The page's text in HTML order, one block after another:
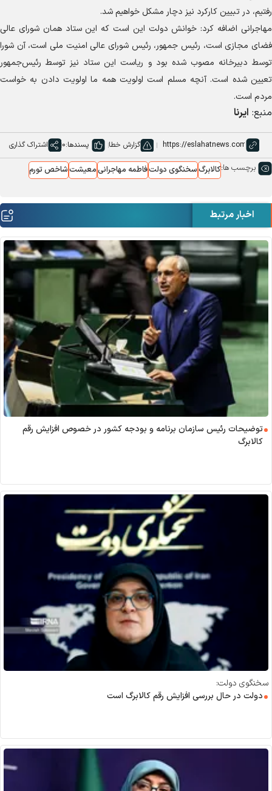
رفتیم، در تبیین کارکرد نیز دچار مشکل خواهیم شد.
مهاجرانی اضافه کرد: خوانش دولت این است که این ستاد همان شورای عالی
فضای مجازی است، رئیس جمهور، رئیس شورای عالی امنیت ملی است، آن شورا
توسط دبیرخانه مصوب شده بود و ریاست این ستاد نیز توسط رئیس‌جمهور
تعیین شده است. آنچه مسلم است اولویت همه ما اولویت دادن به خواست
مردم است.
منبع: ایرنا
گزارش خطا پسندها:0 اشتراک گذاری
برچسب ها:کالابرگسخنگوی دولتفاطمه مهاجرانیمعیشتشاخص تورم
اخبار مرتبط
توضیحات رئیس سازمان برنامه و بودجه کشور در خصوص افزایش رقم
کالابرگ
سخنگوی دولت:
دولت در حال بررسی افزایش رقم کالابرگ است